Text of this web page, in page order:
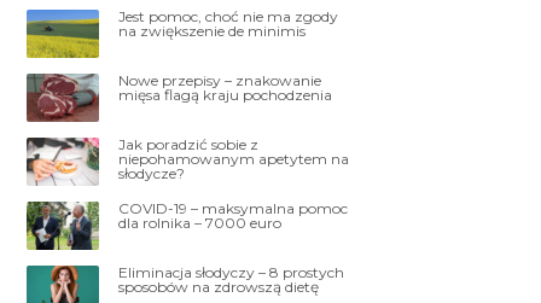
Jest pomoc, choć nie ma zgody
na zwiększenie de minimis
Nowe przepisy – znakowanie
mięsa flagą kraju pochodzenia
Jak poradzić sobie z
niepohamowanym apetytem na
słodycze?
COVID-19 – maksymalna pomoc
dla rolnika – 7000 euro
Eliminacja słodyczy – 8 prostych
sposobów na zdrowszą dietę